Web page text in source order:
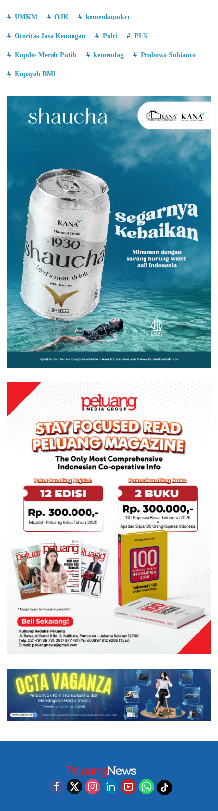
UMKM OJK kemenkopukm
Otoritas Jasa Keuangan Polri PLN
Kopdes Merah Putih kemendag Prabowo Subianto
Kopsyah BMI